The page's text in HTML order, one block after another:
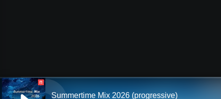
П
Summertime Mix 2026 (progressive)